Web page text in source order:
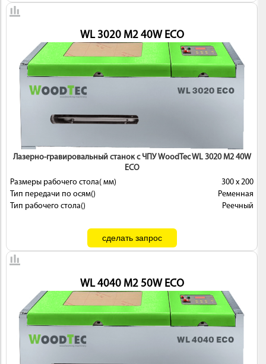
WL 3020 M2 40W ECO
Лазерно-гравировальный станок с ЧПУ WoodTec WL 3020 M2 40W
ECO
Размеры рабочего стола( мм)
300 х 200
Тип передачи по осям()
Ременная
Тип рабочего стола()
Реечный
WL 4040 M2 50W ECO